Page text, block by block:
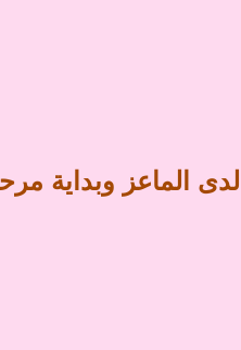
الماعز وبداية